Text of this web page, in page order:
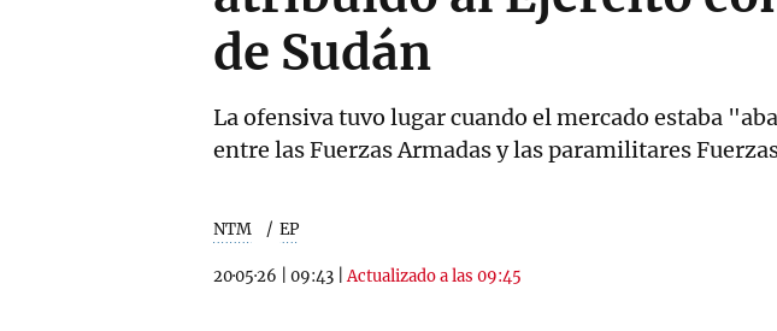
de Sudán
La ofensiva tuvo lugar cuando el mercado estaba
entre las Fuerzas Armadas y las paramilitares
NTM EP
20·05·26 09:43 |Actualizado a las 09:45